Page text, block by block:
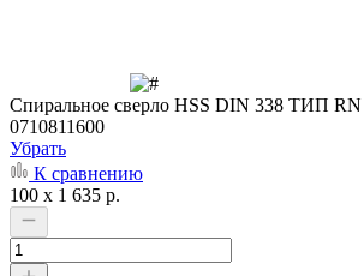
Cпиральное сверло HSS DIN 338 ТИП RN
0710811600
Убрать
К сравнению
100 x 1 635 р.